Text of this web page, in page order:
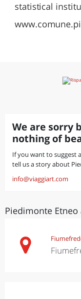
statistical
We are sorry
nothing of
If you want to suggest
tell us a story about
info@viaggiart.com
Piedimonte